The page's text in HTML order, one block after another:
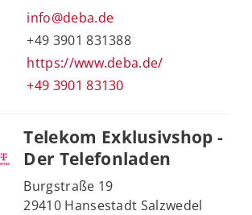
info@deba.de
+49 3901 831388
https://www.deba.de/
+49 3901 83130
Telekom Exklusivshop -
Der Telefonladen
Burgstraße 19
29410 Hansestadt Salzwedel